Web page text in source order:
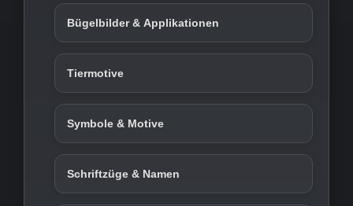
Bügelbilder & Applikationen
Tiermotive
Symbole & Motive
Schriftzüge & Namen